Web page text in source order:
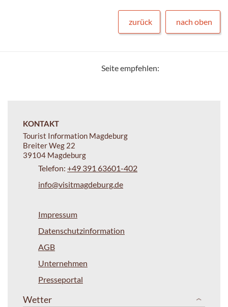
zurück nach oben
Seite empfehlen:
KONTAKT
Tourist Information Magdeburg
Breiter Weg 22
39104 Magdeburg
Telefon: +49 391 63601-402
info@visitmagdeburg.de
Impressum
Datenschutzinformation
AGB
Unternehmen
Presseportal
Wetter